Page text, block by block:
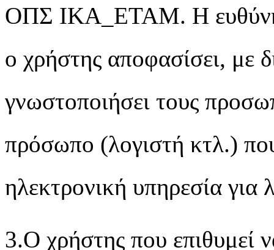
ΟΠΣ ΙΚΑ_ΕΤΑΜ. Η ευθύνη
ο χρήστης αποφασίσει, με
γνωστοποιήσει τους
πρόσωπο (λογιστή κτλ.)
ηλεκτρονική υπηρεσία για
3.Ο χρήστης που επιθυμεί